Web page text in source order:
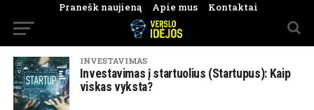
Pranešk naujieną Apie mus Kontaktai
INVESTAVIMAS
Investavimas į startuolius (Startupus): Kaip
viskas vyksta?